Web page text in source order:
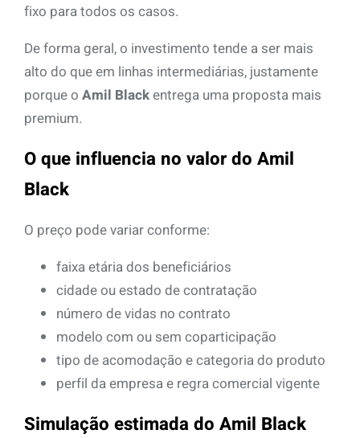
fixo para todos os casos.
De forma geral, o investimento tende a ser mais
alto do que em linhas intermediárias, justamente
porque o Amil Blackentrega uma proposta mais
premium.
O que influencia no valor do Amil
Black
O preço pode variar conforme:
faixa etária dos beneficiários
cidade ou estado de contratação
número de vidas no contrato
modelo com ou sem coparticipação
tipo de acomodação e categoria do produto
perfil da empresa e regra comercial vigente
Simulação estimada do Amil Black